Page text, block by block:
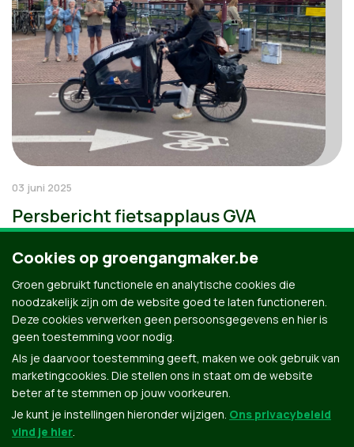
03 juni 2025
Persbericht fietsapplaus GVA
Cookies op groengangmaker.be
Groen gebruikt functionele en analytische cookies die
noodzakelijk zijn om de website goed te laten functioneren.
Deze cookies verwerken geen persoonsgegevens en hier is
geen toestemming voor nodig.
Als je daarvoor toestemming geeft, maken we ook gebruik van
marketingcookies. Die stellen ons in staat om de website
beter af te stemmen op jouw voorkeuren.
Je kunt je instellingen hieronder wijzigen. Ons privacybeleid
vind je hier.